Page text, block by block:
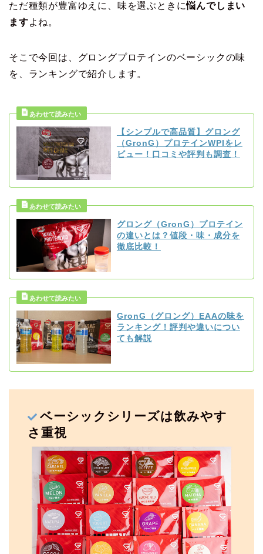
ただ種類が豊富ゆえに、味を選ぶときに悩んでしまい
ますよね。
そこで今回は、グロングプロテインのベーシックの味
を、ランキングで紹介します。
【シンプルで高品質】グロング
（GronG）プロテインWPIをレ
ビュー！口コミや評判も調査！
グロング（GronG）プロテイン
の違いとは？値段・味・成分を
徹底比較！
GronG（グロング）EAAの味を
ランキング！評判や違いについ
ても解説
ベーシックシリーズは飲みやす
さ重視